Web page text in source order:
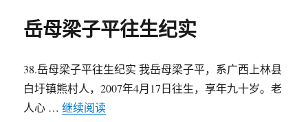
岳母梁子平往生纪实
38.岳母梁子平往生纪实 我岳母梁子平，系广西上林县
白圩镇熊村人，2007年4月17日往生，享年九十岁。老
人心 …继续阅读